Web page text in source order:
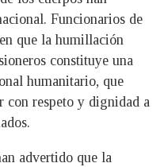
Funcionarios de
que la humillación
constituye una
humanitario, que
con respeto y dignidad a
advertido que la